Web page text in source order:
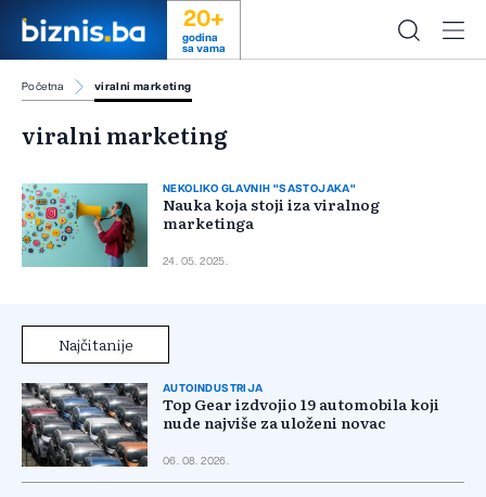
20+
godina
sa vama
Početna viralni marketing
viralni marketing
NEKOLIKO GLAVNIH "SASTOJAKA"
Nauka koja stoji iza viralnog
marketinga
24. 05. 2025.
Najčitanije
AUTOINDUSTRIJA
Top Gear izdvojio 19 automobila koji
nude najviše za uloženi novac
06. 08. 2026.